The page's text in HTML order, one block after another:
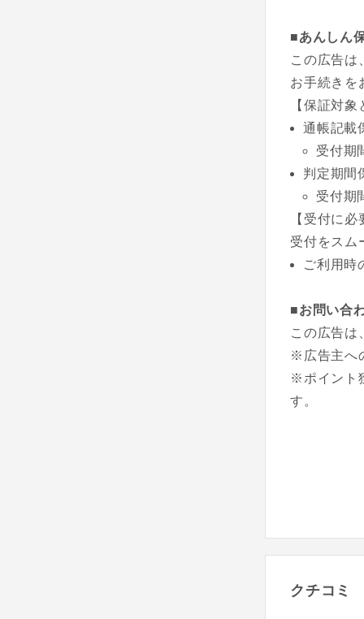
■あんしん
この広告は
お手続きを
【保証対
通帳記載
受付期
判定期間
受付期
【受付に
受付をスム
ご利用時
■お問い合
この広告は
※広告主へ
※ポイント
す。
クチコミ